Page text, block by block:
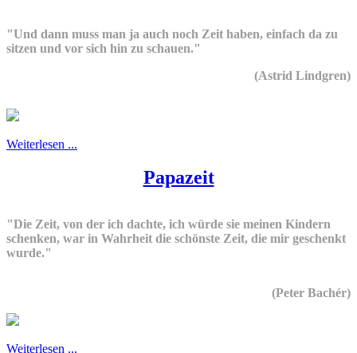
"Und dann muss man ja auch noch Zeit haben, einfach da zu
sitzen und vor sich hin zu schauen."
(Astrid Lindgren)
Weiterlesen ...
Papazeit
"Die Zeit, von der ich dachte, ich würde sie meinen Kindern
schenken, war in Wahrheit die schönste Zeit, die mir geschenkt
wurde."
(Peter Bachér)
Weiterlesen ...